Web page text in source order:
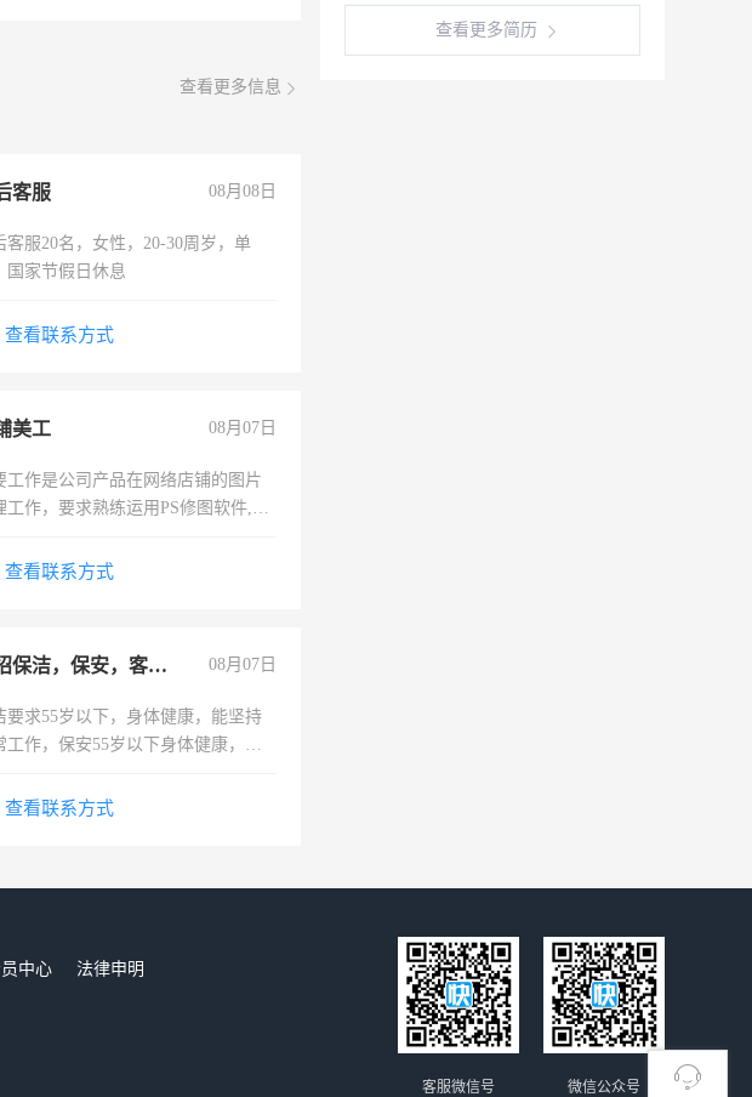
查看更多信息
客服 08月08日
客服20名，女性，20-30周岁，单
国家节假日休息
查看联系方式
美工 08月07日
工作是公司产品在网络店铺的图片
工作，要求熟练运用PS修图软件,工
查看联系方式
急招保洁，保安，客服，工程 08月07日
要求55岁以下，身体健康，能坚持
工作，保安55岁以下身体健康，有
客服要求45岁以下高中以上文化，
查看联系方式
查看更多简历
中心
法律申明
微信公众号
客服微信号